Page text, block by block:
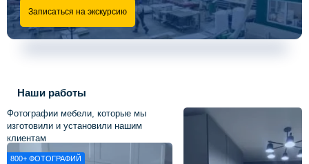
Записаться на экскурсию
Наши работы
Фотографии мебели, которые мы
изготовили и установили нашим
клиентам
800+ ФОТОГРАФИЙ